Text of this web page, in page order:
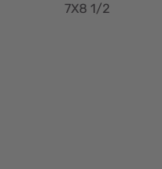
7X8 1/2